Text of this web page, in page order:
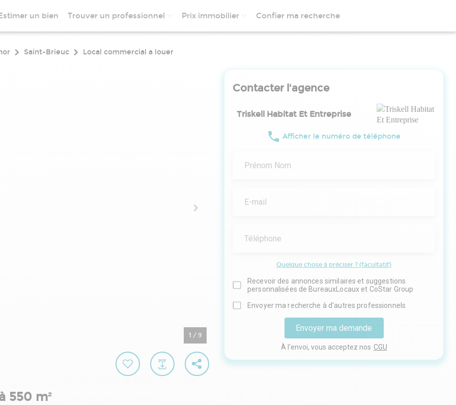
un bien Trouver un professionnel Prix immobilier Confier ma recherche
Saint-Brieuc Local commercial a louer
1 / 9
550 m²
Contacter l'agence
Triskell Habitat Et Entreprise
Afficher le numéro de téléphone
Prénom Nom
E-mail
Téléphone
Quelque chose à préciser ? (facultatif)
Recevoir des annonces similaires et suggestions
personnalisées de BureauxLocaux et CoStar Group
Envoyer ma recherche à d'autres professionnels
Envoyer ma demande
À l'envoi, vous acceptez nos CGU